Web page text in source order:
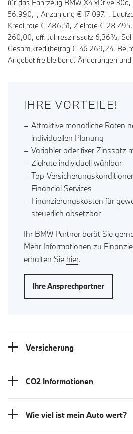
für das Fahrzeug BMW X4 xDrive
56.990,-, Anzahlung € 17 097,-,
Kreditrate € 486,51, Zielrate € 28 495
260,00, eff. Jahreszinssatz 6,36%,
Gesamtkreditbetrag € 46 269,24.
Angebot freibleibend. Änderungen
IHRE VORTEILE!
Attraktive monatliche Raten
individuellen Planung
Variabler oder fixer Zinssatz
Zielrate individuell wählbar
Top-
Financial Services
Finanzierungskosten für
steuerlich absetzbar
Ihr BMW Partner berät Sie
Mehr Informationen zu
erhalten Sie hier.
Ihre Ansprechpartner
Versicherung
CO2 Informationen
Wie viel ist mein Auto wert?